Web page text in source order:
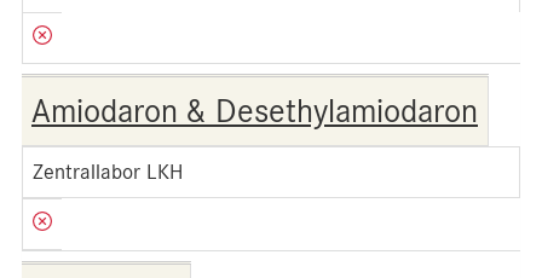
Amiodaron & Desethylamiodaron
Zentrallabor LKH